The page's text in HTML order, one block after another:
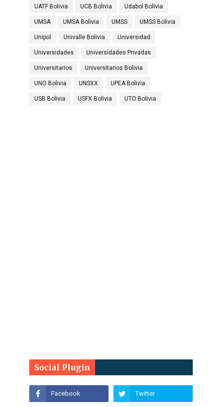
UATF Bolivia UCB Bolivia Udabol Bolivia
UMSA UMSA Bolivia UMSS UMSS Bolivia
Unipol Univalle Bolivia Universidad
Universidades Universidades Privadas
Universitarios Universitarios Bolivia
UNO Bolivia UNSXX UPEA Bolivia
USB Bolivia USFX Bolivia UTO Bolivia
Social Plugin